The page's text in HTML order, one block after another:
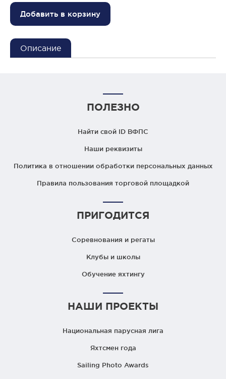
Добавить в корзину
Описание
ПОЛЕЗНО
Найти свой ID ВФПС
Наши реквизиты
Политика в отношении обработки персональных данных
Правила пользования торговой площадкой
ПРИГОДИТСЯ
Соревнования и регаты
Клубы и школы
Обучение яхтингу
НАШИ ПРОЕКТЫ
Национальная парусная лига
Яхтсмен года
Sailing Photo Awards